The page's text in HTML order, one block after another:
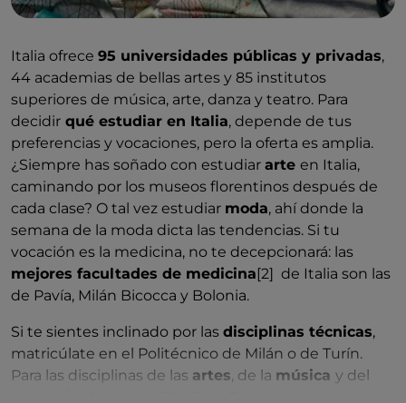
Italia ofrece 95 universidades públicas y privadas,
44 academias de bellas artes y 85 institutos
superiores de música, arte, danza y teatro. Para
decidir qué estudiar en Italia, depende de tus
preferencias y vocaciones, pero la oferta es amplia.
¿Siempre has soñado con estudiar arte en Italia,
caminando por los museos florentinos después de
cada clase? O tal vez estudiar moda, ahí donde la
semana de la moda dicta las tendencias. Si tu
vocación es la medicina, no te decepcionará: las
mejores facultades de medicina [2] de Italia son las
de Pavía, Milán Bicocca y Bolonia.
Si te sientes inclinado por las disciplinas técnicas,
matricúlate en el Politécnico de Milán o de Turín.
Para las disciplinas de las artes, de la música y del